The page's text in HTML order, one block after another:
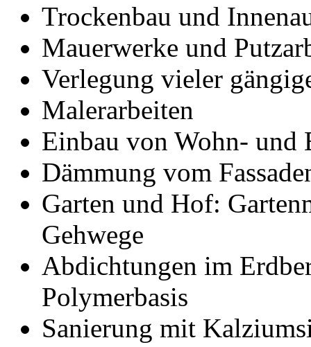
Trockenbau und
Mauerwerke und
Verlegung vieler
Malerarbeiten
Einbau von Wohn- und
Dämmung vom
Garten und Hof:
Gehwege
Abdichtungen im
Polymerbasis
Sanierung mit